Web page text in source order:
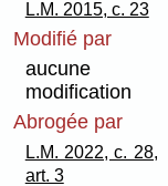
L.M. 2015, c. 23
Modifié par
aucune
modification
Abrogée par
L.M. 2022, c. 28,
art. 3